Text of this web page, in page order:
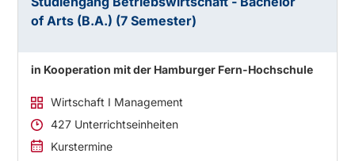
of Arts (B.A.) (7 Semester)
in Kooperation mit der Hamburger Fern-Hochschule
Wirtschaft I Management
427 Unterrichtseinheiten
Kurstermine